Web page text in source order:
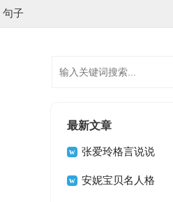
句子
最新文章
张爱玲格言说说
汇总100句精选
安妮宝贝名人格